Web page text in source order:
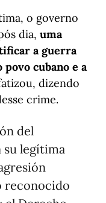
o governo
dia, uma
a guerra
cubano e a
dizendo
crime.
del
su legítima
reconocido